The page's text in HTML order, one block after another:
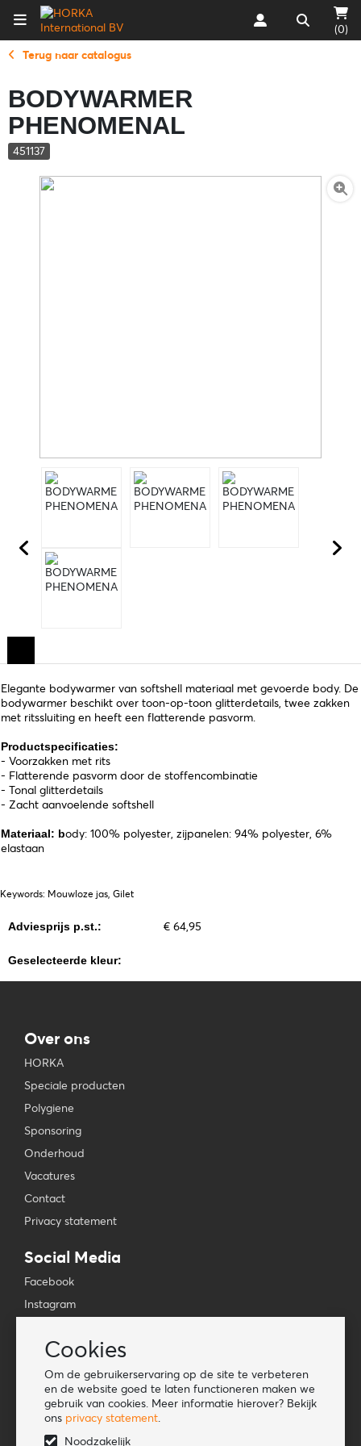
Cookies
Om de gebruikerservaring op de site te verbeteren
en de website goed te laten functioneren maken we
gebruik van cookies. Meer informatie hierover? Bekijk
ons privacy statement.
Noodzakelijk
(0)
Terug naar catalogus
BODYWARMER
PHENOMENAL
451137
Elegante bodywarmer van softshell materiaal met gevoerde body. De
bodywarmer beschikt over toon-op-toon glitterdetails, twee zakken
met ritssluiting en heeft een flatterende pasvorm.
Productspecificaties:
- Voorzakken met rits
- Flatterende pasvorm door de stoffencombinatie
- Tonal glitterdetails
- Zacht aanvoelende softshell
Materiaal: body: 100% polyester, zijpanelen: 94% polyester, 6%
elastaan
Keywords: Mouwloze jas, Gilet
Adviesprijs p.st.: € 64,95
Geselecteerde kleur:
Over ons
HORKA
Speciale producten
Polygiene
Sponsoring
Onderhoud
Vacatures
Contact
Privacy statement
Social Media
Facebook
Instagram
TikTok
Tools
Lookbook
Nieuwe klant